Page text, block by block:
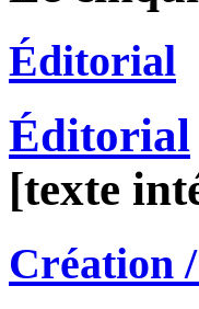
Éditorial
Éditorial
[texte
Création